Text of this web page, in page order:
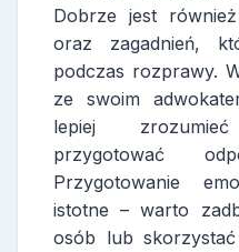
Dobrze jest
oraz zagadnień,
podczas rozprawy.
ze swoim
lepiej
przygotować
Przygotowanie
istotne – warto
osób lub